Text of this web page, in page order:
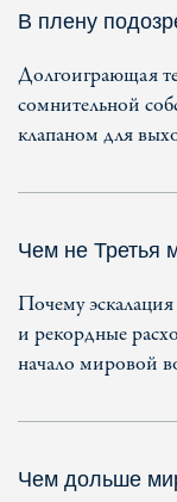
В плену
Долгоиграющая
сомнительной
клапаном для
Чем не Третья
Почему
и рекордные
начало мировой
Чем дольше